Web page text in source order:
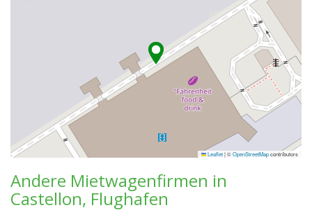
Leaflet|©OpenStreetMapcontributors
Andere Mietwagenfirmen in
Castellon, Flughafen